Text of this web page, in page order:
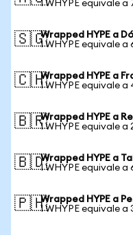
1 WHYPE equivale a
🇸🇬Wrapped HYPE a
1 WHYPE equivale a
🇨🇭Wrapped HYPE a
1 WHYPE equivale a
🇧🇷Wrapped HYPE a
1 WHYPE equivale a
🇧🇩Wrapped HYPE a
1 WHYPE equivale a
🇵🇭Wrapped HYPE a
1 WHYPE equivale a